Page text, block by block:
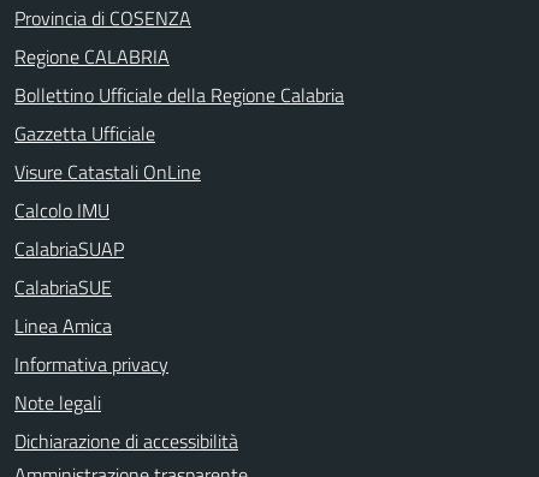
Provincia di COSENZA
Regione CALABRIA
Bollettino Ufficiale della Regione Calabria
Gazzetta Ufficiale
Visure Catastali OnLine
Calcolo IMU
CalabriaSUAP
CalabriaSUE
Linea Amica
Informativa privacy
Note legali
Dichiarazione di accessibilità